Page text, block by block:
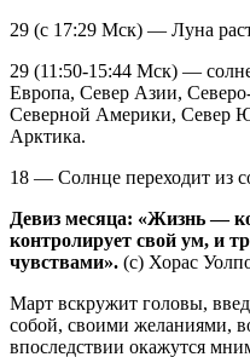
29 (с 17:29 Мск) — Луна
29 (11:50-15:44 Мск) —
Европа, Север Азии,
Северной Америки, Север
Арктика.
18 — Солнце переходит из
Девиз месяца: «Жизнь —
контролирует свой ум, и
чувствами». (с) Хорас
Март вскружит головы,
собой, своими желаниями,
впоследствии окажутся